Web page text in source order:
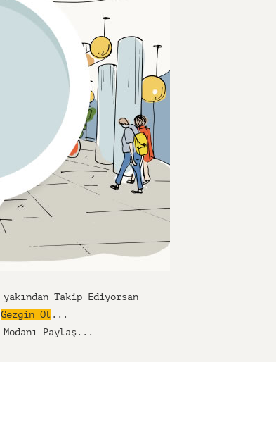
Takip Ediyorsan
Gezgin Ol ...
Paylaş...